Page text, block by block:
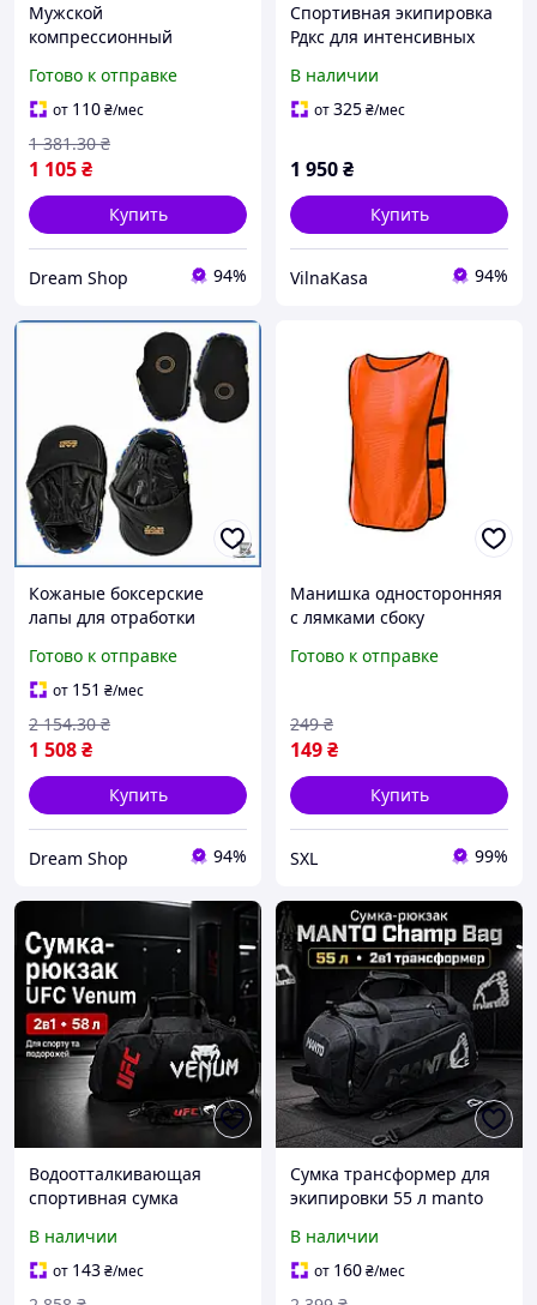
Мужской
компрессионный
тренировок в зале
спортивная кофта
тактическая экипировка
для спорта шоп1
Готово к отправке
от 110₴/мес
1 105₴
1 381.30 ₴
Купить
Dream Shop 94%
Спортивная экипировка
Рдкс для интенсивных
В наличии
от325₴/мес
1 950₴
Купить
VilnaKasa 94%
Кожаные боксерские
лапы для отработки
профессиональная
спортивная экипировка
для бокса шоп1
Готово к отправке
от 151 ₴/мес
1 508₴
2 154.30 ₴
Купить
Dream Shop 94%
Манишка односторонняя
с лямками сбоку
полиэстер легкая для
спортивная
Готово к отправке
149₴
249 ₴
Купить
SXL 99%
Водоотталкивающая
спортивная сумка
Venum рюкзак 2в1 для
формы экипировки с
отделением для обуви
В наличии
от 143₴/мес
Сумка трансформер для
экипировки 55 л manto
тренировок и
путишествий манто
спортивная торба через
В наличии
от 160₴/мес